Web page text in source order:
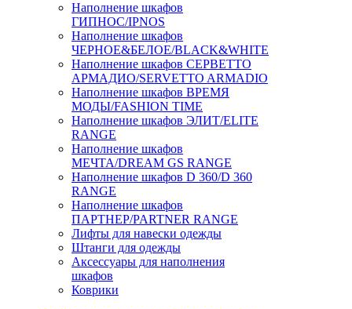
Наполнение шкафов
ГИПНОС/IPNOS
Наполнение шкафов
ЧЕРНОЕ&БЕЛОЕ/BLACK&WHITE
Наполнение шкафов СЕРВЕТТО
АРМАДИО/SERVETTO ARMADIO
Наполнение шкафов ВРЕМЯ
МОДЫ/FASHION TIME
Наполнение шкафов ЭЛИТ/ELITE
RANGE
Наполнение шкафов
МЕЧТА/DREAM GS RANGE
Наполнение шкафов D 360/D 360
RANGE
Наполнение шкафов
ПАРТНЕР/PARTNER RANGE
Лифты для навески одежды
Штанги для одежды
Аксессуары для наполнения
шкафов
Коврики